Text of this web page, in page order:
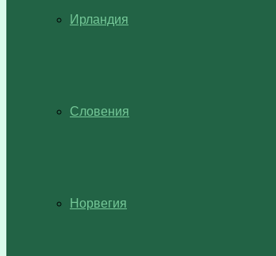
Ирландия
Словения
Норвегия